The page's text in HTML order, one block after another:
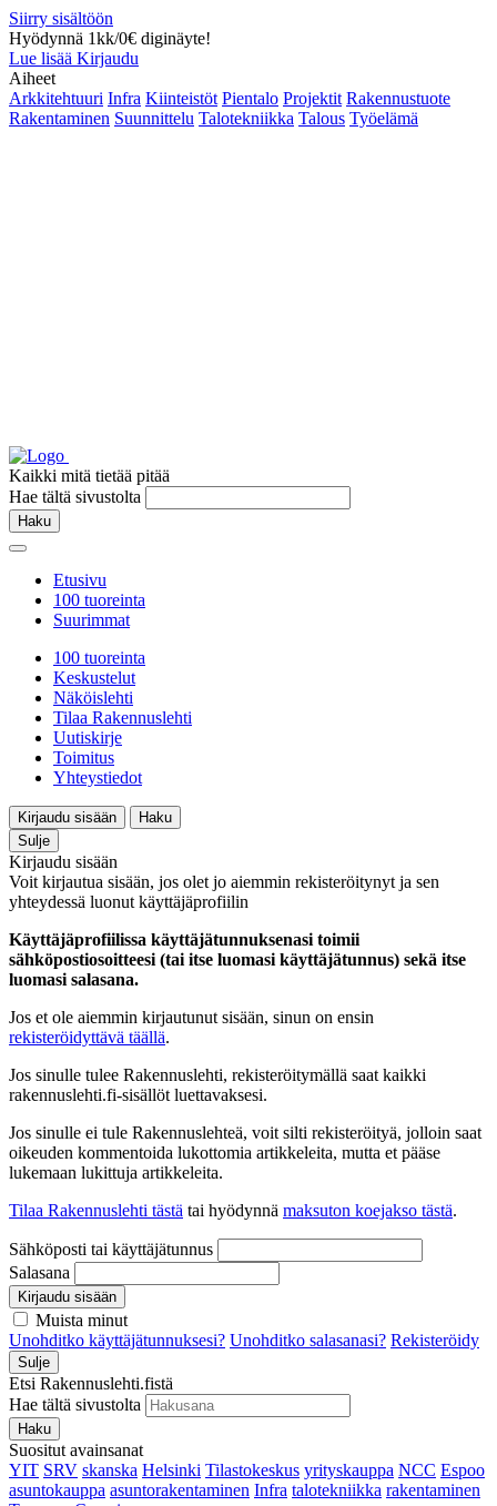
Siirry sisältöön
Hyödynnä 1kk/0€ diginäyte!
Lue lisää Kirjaudu
Aiheet
Arkkitehtuuri Infra Kiinteistöt Pientalo Projektit Rakennustuote
Rakentaminen Suunnittelu Talotekniikka Talous Työelämä
Kaikki mitä tietää pitää
Hae tältä sivustolta
Haku
Etusivu
100 tuoreinta
Suurimmat
100 tuoreinta
Keskustelut
Näköislehti
Tilaa Rakennuslehti
Uutiskirje
Toimitus
Yhteystiedot
Kirjaudu sisään
Haku
Sulje
Kirjaudu sisään
Voit kirjautua sisään, jos olet jo aiemmin rekisteröitynyt ja sen
yhteydessä luonut käyttäjäprofiilin
Käyttäjäprofiilissa käyttäjätunnuksenasi toimii
sähköpostiosoitteesi (tai itse luomasi käyttäjätunnus) sekä itse
luomasi salasana.
Jos et ole aiemmin kirjautunut sisään, sinun on ensin
rekisteröidyttävä täällä.
Jos sinulle tulee Rakennuslehti, rekisteröitymällä saat kaikki
rakennuslehti.fi-sisällöt luettavaksesi.
Jos sinulle ei tule Rakennuslehteä, voit silti rekisteröityä, jolloin saat
oikeuden kommentoida lukottomia artikkeleita, mutta et pääse
lukemaan lukittuja artikkeleita.
Tilaa Rakennuslehti tästä tai hyödynnä maksuton koejakso tästä.
Sähköposti tai käyttäjätunnus
Salasana
Kirjaudu sisään
Muista minut
Unohditko käyttäjätunnuksesi? Unohditko salasanasi? Rekisteröidy
Sulje
Etsi Rakennuslehti.fistä
Hae tältä sivustolta
Haku
Suositut avainsanat
YIT SRV skanska Helsinki Tilastokeskus yrityskauppa NCC Espoo
asuntokauppa asuntorakentaminen Infra talotekniikka rakentaminen